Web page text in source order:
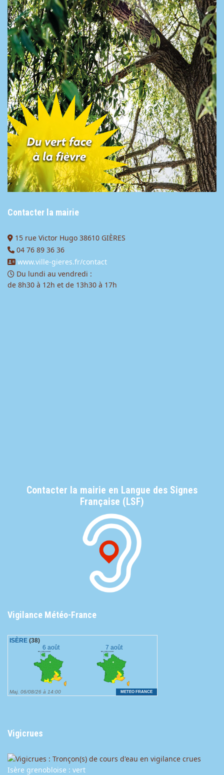
Contacter la mairie
15 rue Victor Hugo 38610 GIÈRES
04 76 89 36 36
www.ville-gieres.fr/contact
Du lundi au vendredi :
de 8h30 à 12h et de 13h30 à 17h
Contacter la mairie en Langue des Signes
Française (LSF)
Vigilance Météo-France
Vigicrues
Isère grenobloise : vert